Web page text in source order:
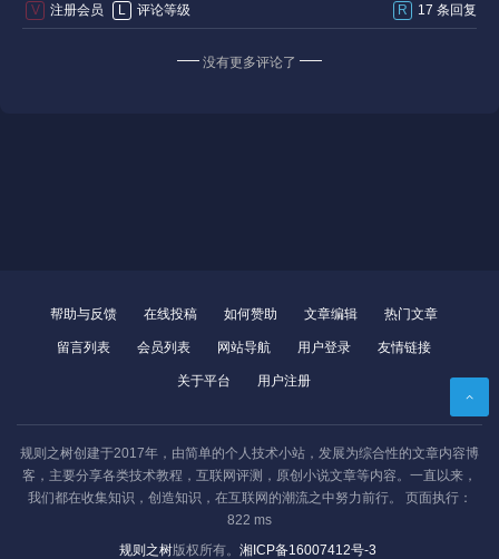
V 注册会员 L 评论等级 R 17 条回复
没有更多评论了
帮助与反馈 在线投稿 如何赞助 文章编辑 热门文章
留言列表 会员列表 网站导航 用户登录 友情链接
关于平台 用户注册
规则之树创建于2017年，由简单的个人技术小站，发展为综合性的文章内容博
客，主要分享各类技术教程，互联网评测，原创小说文章等内容。一直以来，
我们都在收集知识，创造知识，在互联网的潮流之中努力前行。 页面执行：
822 ms
规则之树版权所有。 湘ICP备16007412号-3